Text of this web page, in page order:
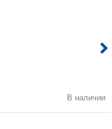
В наличии